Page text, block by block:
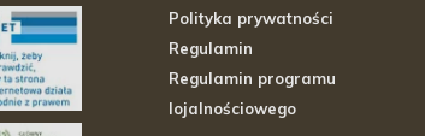
Polityka prywatności
Regulamin
Regulamin programu
lojalnościowego